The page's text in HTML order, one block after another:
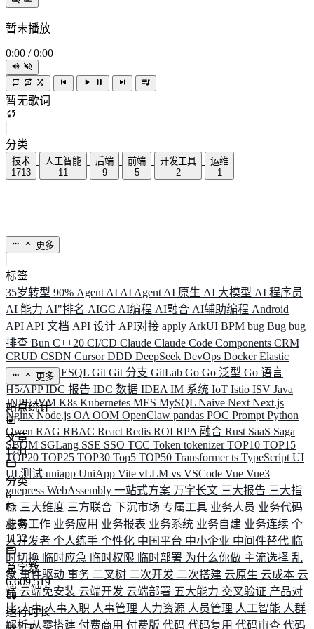
暂未播放
0:00 / 0:00
暂无歌词
分类
技术
1713
人工智能
11
后端
9
前端
5
开发工具
2
运维
1
更多
标签
35岁转型 90% Agent AI AI Agent AI 原生 AI 大模型 AI 程序员
AI 能力 AI"排名 AIGC AI编程 AI融合 AI辅助编程 Android
API API 文档 API 设计 API对接 apply ArkUI BPM bug Bug bug
排查 Bun C++20 CI/CD Claude Claude Code Components CRM
CRUD CSDN CursorDDD DeepSeek DevOps DockerElastic
ELK ElysiaESQL Git Git 分支 GitLab Go Go 泛型 Go 语言
H5/APPIDC 报告 IDC 数据 IDEA IM 系统 IoT Istio ISV Java
JNPFJVM K8s Kubernetes MES MySQL Naive Next Next.js
NginxNode.js OA OOM OpenClaw pandas POC Prompt Python
Qwen RAG RBAC React Redis ROI RPA 融合 Rust SaaS Saga
SBOM SGLang SSE SSO TCC Token tokenizerTOP10 TOP15
TOP20 TOP25 TOP30 Top5 TOP50 Transformerts TypeScript UI
UI 测试 uniapp UniApp Vite vLLM vs VSCode Vue Vue3
vuepress WebAssembly 一站式方案 万字长文 三大报告 三大指
标 三大维度 三方联合 下沉市场 专属工具 业务人员 业务代码
业务工作 业务应用 业务报表 业务系统 业务自建 业务连续 个
人开发者 个人练手 个性化 中国平台 中小企业 中间件替代 临
时切换 临时应急 临时权限 临时部署 为什么你做 主流选择 乱
象 事件驱动 事务 二叉树 二次开发 二次搭建 云原生 云成本 云
端 云端免安装 云端开发 云端部署 五大能力 交叉验证 产品对
比人事人事入职 人事管理 人力资源 人员管理 人工智能 人群
解析从零搭建 付费商用 付费版 代码 代码复用 代码审查 代码
更多
站点统计
文章
1741
分类
6
标签
1132
总字数
6,609,519
运行时长